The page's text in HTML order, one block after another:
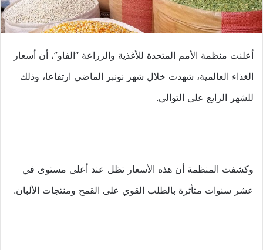
أعلنت منظمة الأمم المتحدة للأغذية والزراعة “الفاو”، أن أسعار
الغذاء العالمية، شهدت خلال شهر نونبر الماضي ارتفاعا، وذلك
للشهر الرابع على التوالي.
وكشفت المنظمة أن هذه الأسعار تظل عند أعلى مستوى في
عشر سنوات متأثرة بالطلب القوي على القمح ومنتجات الألبان.